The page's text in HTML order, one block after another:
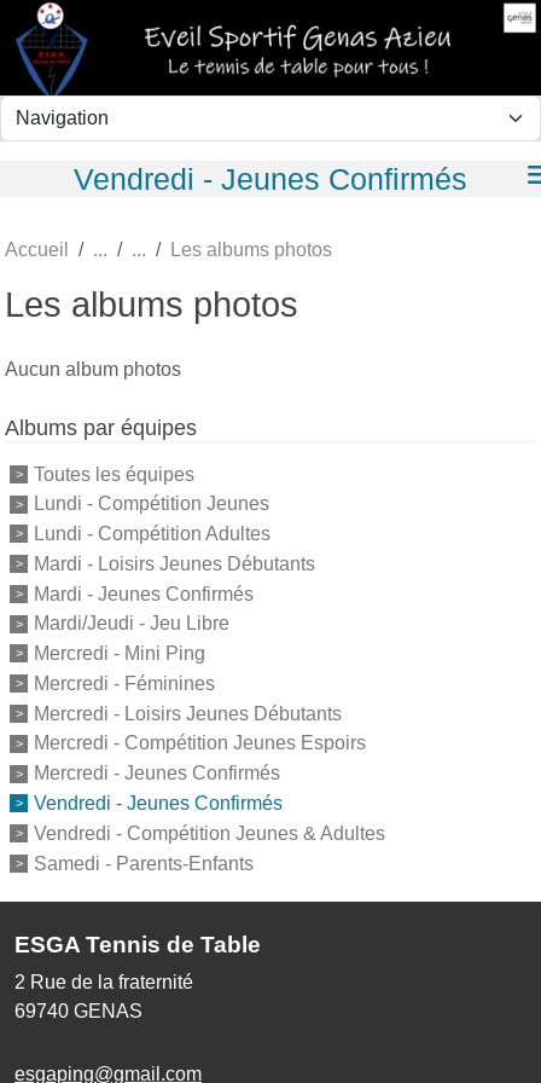
Vendredi - Jeunes Confirmés
Accueil Les albums photos
Les albums photos
Aucun album photos
Albums par équipes
Toutes les équipes
Lundi - Compétition Jeunes
Lundi - Compétition Adultes
Mardi - Loisirs Jeunes Débutants
Mardi - Jeunes Confirmés
Mardi/Jeudi - Jeu Libre
Mercredi - Mini Ping
Mercredi - Féminines
Mercredi - Loisirs Jeunes Débutants
Mercredi - Compétition Jeunes Espoirs
Mercredi - Jeunes Confirmés
Vendredi - Jeunes Confirmés
Vendredi - Compétition Jeunes & Adultes
Samedi - Parents-Enfants
ESGA Tennis de Table
2 Rue de la fraternité
69740 GENAS
esgaping@gmail.com
Panneau de gestion des cookies